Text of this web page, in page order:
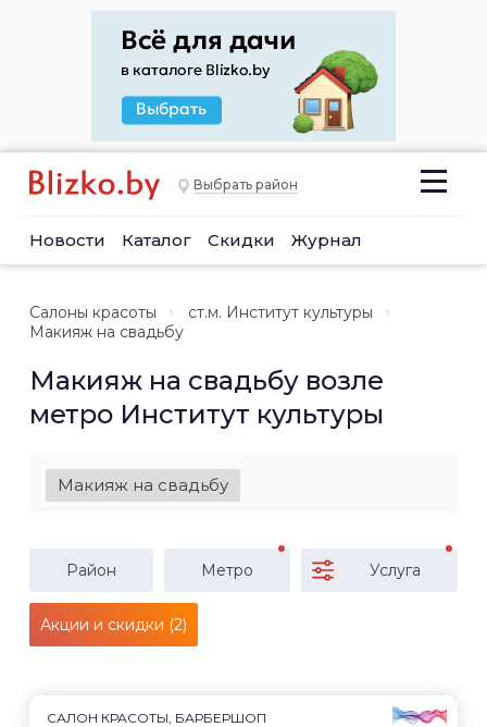
Выбрать район
Новости Каталог Скидки Журнал
Салоны красоты
ст.м. Институт культуры
Макияж на свадьбу
Макияж на свадьбу возле
метро Институт культуры
Макияж на свадьбу
Район Метро Услуга
Акции и скидки (2)
САЛОН КРАСОТЫ, БАРБЕРШОП